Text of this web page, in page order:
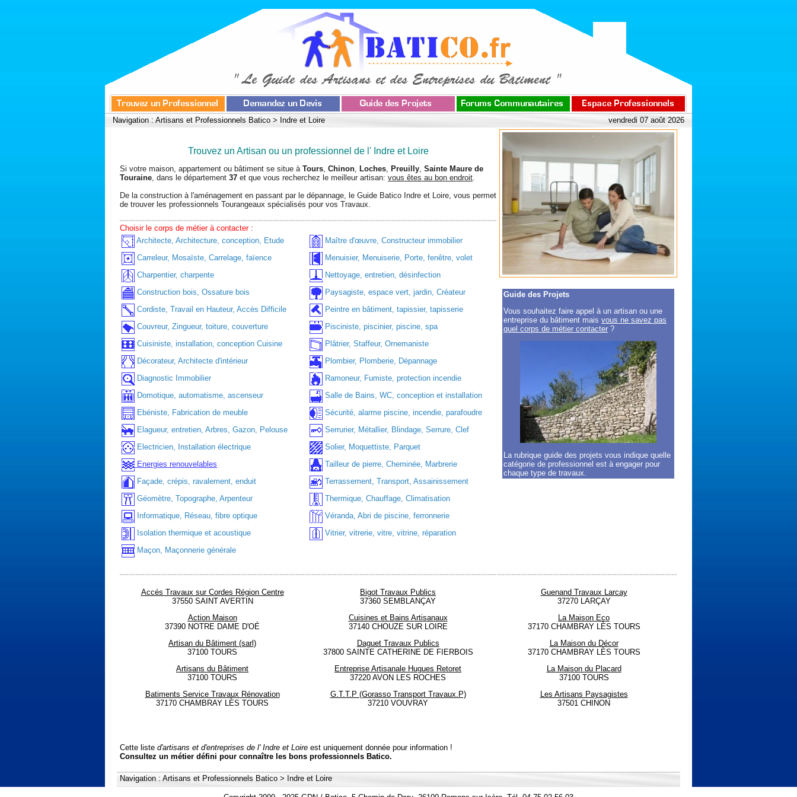
Navigation : Artisans et Professionnels Batico > Indre et Loire vendredi 07 août 2026
Trouvez un Artisan ou un professionnel de l' Indre et Loire
Si votre maison, appartement ou bâtiment se situe à Tours, Chinon, Loches, Preuilly, Sainte Maure de
Touraine, dans le département 37 et que vous recherchez le meilleur artisan: vous êtes au bon endroit.
De la construction à l'aménagement en passant par le dépannage, le Guide Batico Indre et Loire, vous permet
de trouver les professionnels Tourangeaux spécialisés pour vos Travaux.
Choisir le corps de métier à contacter :
Architecte, Architecture, conception, Etude
Carreleur, Mosaïste, Carrelage, faïence
Charpentier, charpente
Construction bois, Ossature bois
Cordiste, Travail en Hauteur, Accès Difficile
Couvreur, Zingueur, toiture, couverture
Cuisiniste, installation, conception Cuisine
Décorateur, Architecte d'intérieur
Diagnostic Immobilier
Domotique, automatisme, ascenseur
Ebéniste, Fabrication de meuble
Elagueur, entretien, Arbres, Gazon, Pelouse
Electricien, Installation électrique
Energies renouvelables
Façade, crépis, ravalement, enduit
Géomètre, Topographe, Arpenteur
Informatique, Réseau, fibre optique
Isolation thermique et acoustique
Maçon, Maçonnerie générale
Maître d'œuvre, Constructeur immobilier
Menuisier, Menuiserie, Porte, fenêtre, volet
Nettoyage, entretien, désinfection
Paysagiste, espace vert, jardin, Créateur
Peintre en bâtiment, tapissier, tapisserie
Pisciniste, piscinier, piscine, spa
Plâtrier, Staffeur, Ornemaniste
Plombier, Plomberie, Dépannage
Ramoneur, Fumiste, protection incendie
Salle de Bains, WC, conception et installation
Sécurité, alarme piscine, incendie, parafoudre
Serrurier, Métallier, Blindage, Serrure, Clef
Solier, Moquettiste, Parquet
Tailleur de pierre, Cheminée, Marbrerie
Terrassement, Transport, Assainissement
Thermique, Chauffage, Climatisation
Véranda, Abri de piscine, ferronnerie
Vitrier, vitrerie, vitre, vitrine, réparation
Guide des Projets
Vous souhaitez faire appel à un artisan ou une
entreprise du bâtiment mais vous ne savez pas
quel corps de métier contacter ?
La rubrique guide des projets vous indique quelle
catégorie de professionnel est à engager pour
chaque type de travaux.
Accés Travaux sur Cordes Région Centre
37550 SAINT AVERTIN
Action Maison
37390 NOTRE DAME D'OÉ
Artisan du Bâtiment (sarl)
37100 TOURS
Artisans du Bâtiment
37100 TOURS
Batiments Service Travaux Rénovation
37170 CHAMBRAY LÈS TOURS
Bigot Travaux Publics
37360 SEMBLANÇAY
Cuisines et Bains Artisanaux
37140 CHOUZE SUR LOIRE
Daguet Travaux Publics
37800 SAINTE CATHERINE DE FIERBOIS
Entreprise Artisanale Hugues Retoret
37220 AVON LES ROCHES
G.T.T.P (Gorasso Transport Travaux.P)
37210 VOUVRAY
Guenand Travaux Larcay
37270 LARÇAY
La Maison Eco
37170 CHAMBRAY LÈS TOURS
La Maison du Décor
37170 CHAMBRAY LÈS TOURS
La Maison du Placard
37100 TOURS
Les Artisans Paysagistes
37501 CHINON
Cette liste d'artisans et d'entreprises de l' Indre et Loire est uniquement donnée pour information !
Consultez un métier défini pour connaître les bons professionnels Batico.
Navigation : Artisans et Professionnels Batico > Indre et Loire